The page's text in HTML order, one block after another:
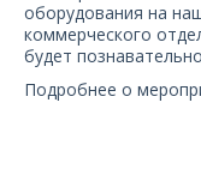
оборудования на
коммерческого
будет
Подробнее о